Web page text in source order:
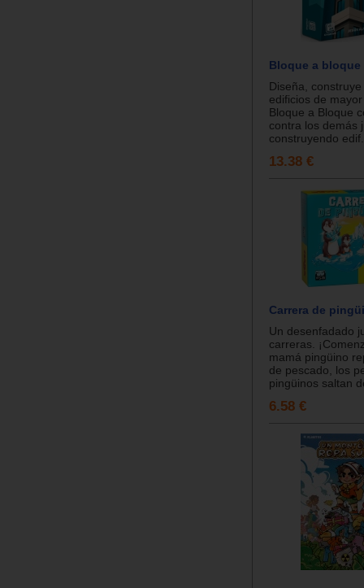
Bloque a bloque
Diseña,
edificios de
Bloque a Bloque
contra los demás
construyendo
13.38 €
Carrera de
Un desenfadado
carreras.
mamá pingüino
de pescado, los
pingüinos saltan
6.58 €